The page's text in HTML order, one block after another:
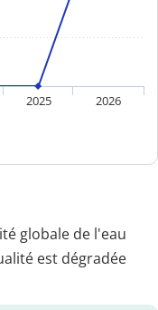
2025 2026
globale de l'eau
est dégradée